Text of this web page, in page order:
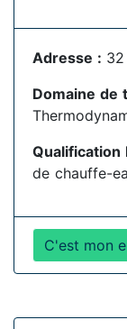
Adresse : 32
Domaine de
Qualification
de chauffe-
C'est mon